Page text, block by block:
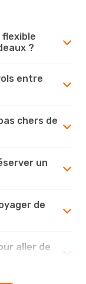
?
entre
chers de
un
de
aller de